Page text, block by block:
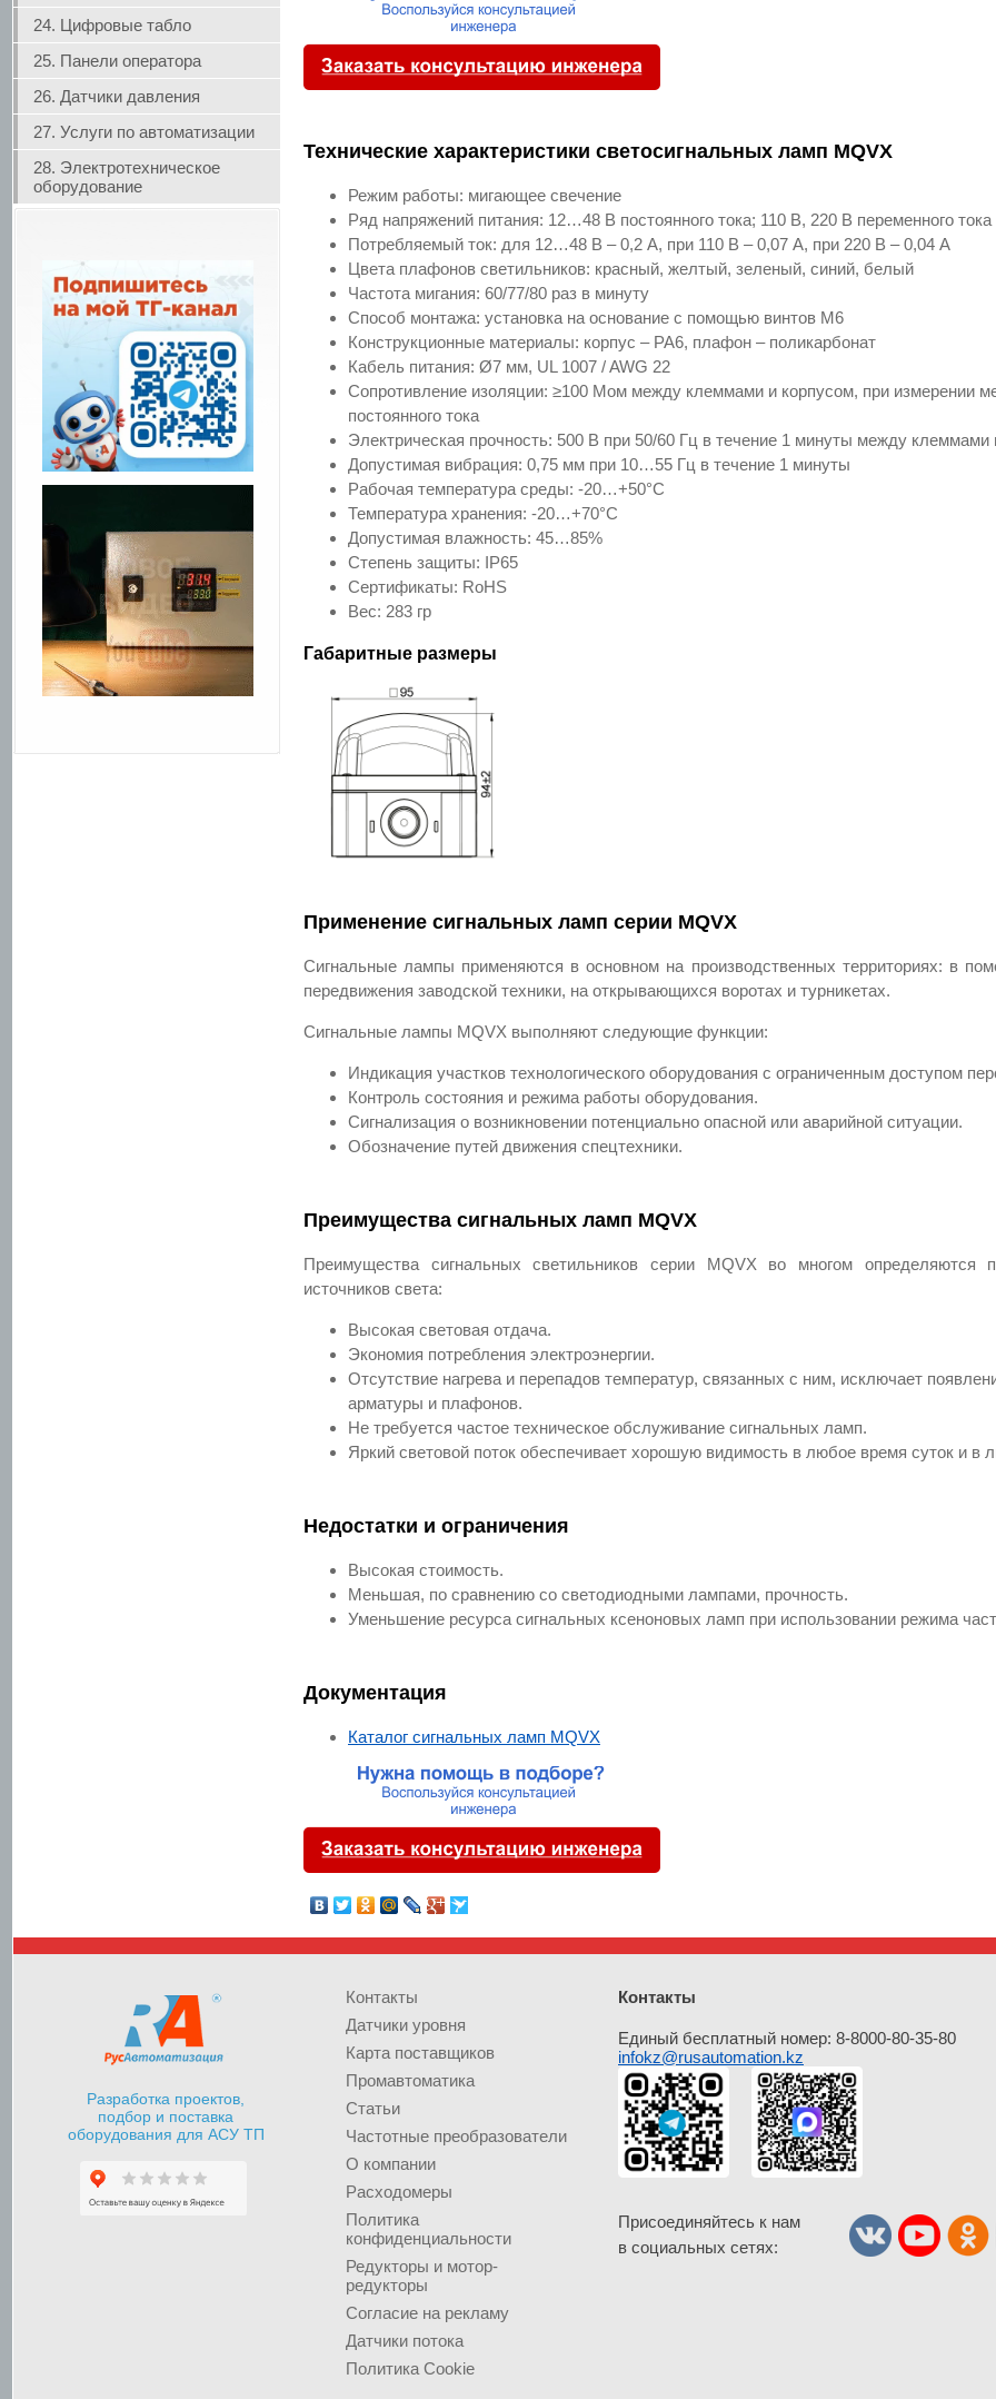
24. Цифровые табло
25. Панели оператора
26. Датчики давления
27. Услуги по автоматизации
28. Электротехническое
оборудование
Технические характеристики светосигнальных ламп MQVX
Режим работы: мигающее свечение
Ряд напряжений питания: 12…48 В постоянного тока; 110 В, 220 В переменного тока
Потребляемый ток: для 12…48 В – 0,2 А, при 110 В – 0,07 А, при 220 В – 0,04 А
Цвета плафонов светильников: красный, желтый, зеленый, синий, белый
Частота мигания: 60/77/80 раз в минуту
Способ монтажа: установка на основание с помощью винтов М6
Конструкционные материалы: корпус – PA6, плафон – поликарбонат
Кабель питания: Ø7 мм, UL 1007 / AWG 22
Сопротивление изоляции: ≥100 Мом между клеммами и корпусом, при измерении
постоянного тока
Электрическая прочность: 500 В при 50/60 Гц в течение 1 минуты между клеммами
Допустимая вибрация: 0,75 мм при 10…55 Гц в течение 1 минуты
Рабочая температура среды: -20…+50°С
Температура хранения: -20…+70°С
Допустимая влажность: 45…85%
Степень защиты: IP65
Сертификаты: RoHS
Вес: 283 гр
Габаритные размеры
Применение сигнальных ламп серии MQVX
Сигнальные лампы применяются в основном на производственных территориях: в
передвижения заводской техники, на открывающихся воротах и турникетах.
Сигнальные лампы MQVX выполняют следующие функции:
Индикация участков технологического оборудования с ограниченным доступом
Контроль состояния и режима работы оборудования.
Сигнализация о возникновении потенциально опасной или аварийной ситуации.
Обозначение путей движения спецтехники.
Преимущества сигнальных ламп MQVX
Преимущества сигнальных светильников серии MQVX во многом определяются
источников света:
Высокая световая отдача.
Экономия потребления электроэнергии.
Отсутствие нагрева и перепадов температур, связанных с ним, исключает
арматуры и плафонов.
Не требуется частое техническое обслуживание сигнальных ламп.
Яркий световой поток обеспечивает хорошую видимость в любое время суток и в
Недостатки и ограничения
Высокая стоимость.
Меньшая, по сравнению со светодиодными лампами, прочность.
Уменьшение ресурса сигнальных ксеноновых ламп при использовании режима
Документация
Каталог сигнальных ламп MQVX
Разработка проектов,
подбор и поставка
оборудования для АСУ ТП
Контакты
Датчики уровня
Карта поставщиков
Промавтоматика
Статьи
Частотные преобразователи
О компании
Расходомеры
Политика
конфиденциальности
Редукторы и мотор-
редукторы
Согласие на рекламу
Датчики потока
Политика Cookie
Контакты
Единый бесплатный номер: 8-8000-80-35-80
infokz@rusautomation.kz
Присоединяйтесь к нам
в социальных сетях: